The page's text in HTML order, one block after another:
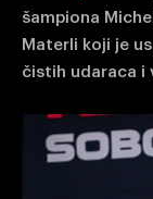
šampiona
Materli koji je
čistih udaraca i